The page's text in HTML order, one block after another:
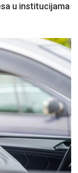
u institucijama